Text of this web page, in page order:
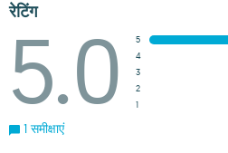
रेटिंग
5.0
5
4
3
2
1
1 समीक्षाएं